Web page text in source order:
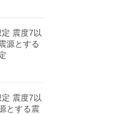
震度7以
源とする
震度7以
とする震